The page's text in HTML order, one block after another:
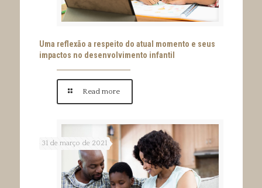
Uma reflexão a respeito do atual momento e seus
impactos no desenvolvimento infantil
Read more
31 de março de 2021